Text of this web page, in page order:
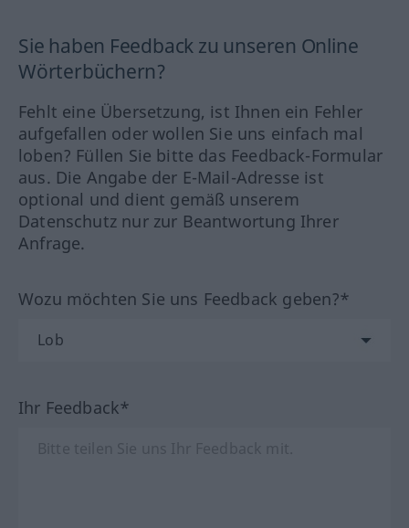
Sie haben Feedback zu unseren Online
Wörterbüchern?
Fehlt eine Übersetzung, ist Ihnen ein Fehler
aufgefallen oder wollen Sie uns einfach mal
loben? Füllen Sie bitte das Feedback-Formular
aus. Die Angabe der E-Mail-Adresse ist
optional und dient gemäß unserem
Datenschutz nur zur Beantwortung Ihrer
Anfrage.
Wozu möchten Sie uns Feedback geben?*
Ihr Feedback*